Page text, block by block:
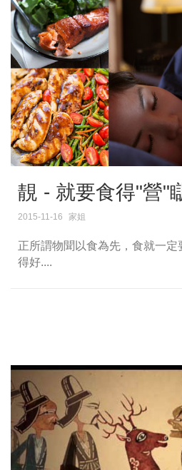
靚 - 就要食得"營"
2015-11-16 家姐
正所謂物聞以食為先，食就一
得好....